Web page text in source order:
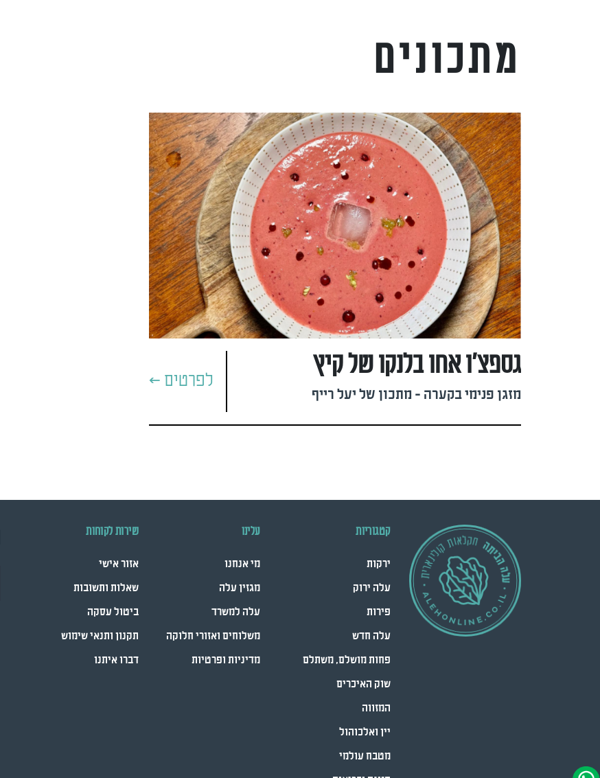
מתכונים
גספצ’ו אחו בלנקו של קיץ
מזגן פנימי בקערה - מתכון של יעל רייף
לפרטים >
קטגוריות
ירקות
עלה ירוק
פירות
עלה חדש
פחות מושלם, משתלם
שוק האיכרים
המזווה
יין ואלכוהול
מטבח עולמי
עלינו
מי אנחנו
מגזין עלה
עלה למשרד
משלוחים ואזורי חלוקה
מדיניות ופרטיות
שירות לקוחות
אזור אישי
שאלות ותשובות
ביטול עסקה
תקנון ותנאי שימוש
דברו איתנו